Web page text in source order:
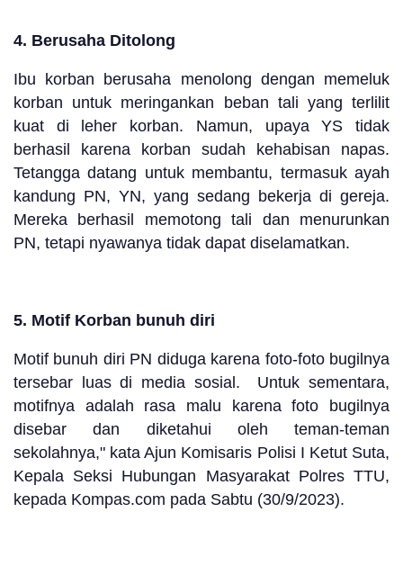
4. Berusaha Ditolong
Ibu korban berusaha menolong dengan memeluk
korban untuk meringankan beban tali yang terlilit
kuat di leher korban. Namun, upaya YS tidak
berhasil karena korban sudah kehabisan napas.
Tetangga datang untuk membantu, termasuk ayah
kandung PN, YN, yang sedang bekerja di gereja.
Mereka berhasil memotong tali dan menurunkan
PN, tetapi nyawanya tidak dapat diselamatkan.
5. Motif Korban bunuh diri
Motif bunuh diri PN diduga karena foto-foto bugilnya
tersebar luas di media sosial. Untuk sementara,
motifnya adalah rasa malu karena foto bugilnya
disebar dan diketahui oleh teman-teman
sekolahnya," kata Ajun Komisaris Polisi I Ketut Suta,
Kepala Seksi Hubungan Masyarakat Polres TTU,
kepada Kompas.com pada Sabtu (30/9/2023).